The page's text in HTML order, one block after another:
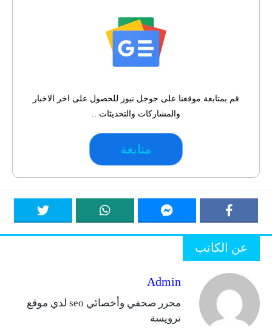
قم بمتابعة موقعنا على جوجل نيوز للحصول على اخر الاخبار
والمشاركات والتحديثات ..
متابعة
عن الكاتب
Admin
محرر صحفي وأخصائي seo لدي موقع
ترويسة